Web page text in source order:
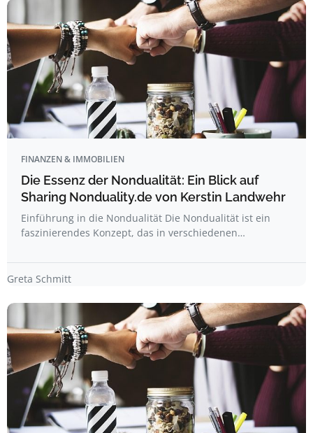
FINANZEN & IMMOBILIEN
Die Essenz der Nondualität: Ein Blick auf
Sharing Nonduality.de von Kerstin Landwehr
Einführung in die Nondualität Die Nondualität ist ein
faszinierendes Konzept, das in verschiedenen…
Greta Schmitt